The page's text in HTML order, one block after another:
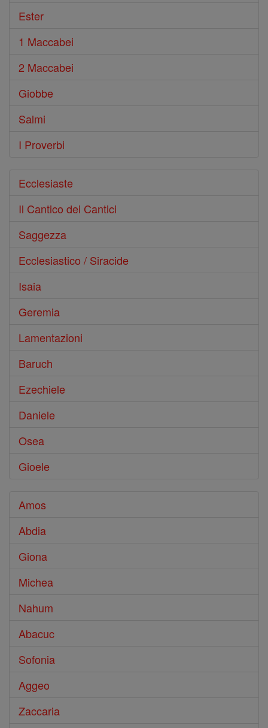
Ester
1 Maccabei
2 Maccabei
Giobbe
Salmi
I Proverbi
Ecclesiaste
Il Cantico dei Cantici
Saggezza
Ecclesiastico / Siracide
Isaia
Geremia
Lamentazioni
Baruch
Ezechiele
Daniele
Osea
Gioele
Amos
Abdia
Giona
Michea
Nahum
Abacuc
Sofonia
Aggeo
Zaccaria